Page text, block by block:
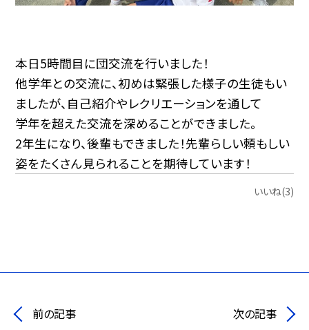
本日5時間目に団交流を行いました！
他学年との交流に、初めは緊張した様子の生徒もい
ましたが、自己紹介やレクリエーションを通して
学年を超えた交流を深めることができました。
2年生になり、後輩もできました！先輩らしい頼もしい
姿をたくさん見られることを期待しています！
いいね(3)
前の記事 次の記事